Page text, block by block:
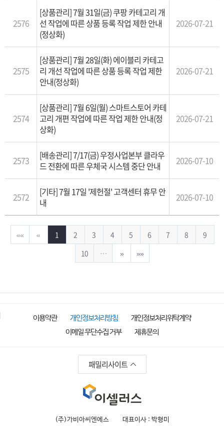
2576
[상품관리] 7월 31일(금) 쿠팡 카테고리 개
선 작업에 따른 상품 등록 작업 제한 안내
(정상화)
2026-07-21
2575
[상품관리] 7월 28일(화) 에이블리 카테고
리 개선 작업에 따른 상품 등록 작업 제한
안내(정상화)
2026-07-21
2574
[상품관리] 7월 6일(월) 스마트스토어 카테
고리 개편 작업에 따른 작업 제한 안내(정
상화)
2026-07-21
2573
[배송관리] 7/17(금) 우정사업본부 클라우
드 전환에 따른 우체국 시스템 중단 안내
2026-07-10
2572
[기타] 7월 17일 '제헌절' 고객센터 휴무 안
내
2026-07-10
«« « 1 2 3 4 5 6 7 8
9
10
… » »»
(주)가비아씨엔에스 대표이사 : 박형미
이용약관 개인정보처리방침
개인정보처리위탁계약
이메일 무단수집 거부
제휴문의
패밀리사이트